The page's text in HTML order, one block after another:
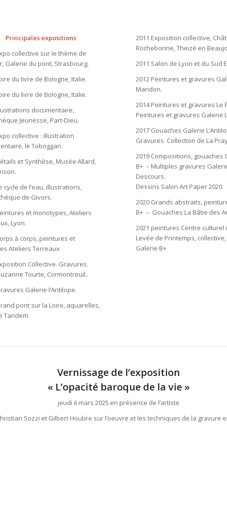
Principales expositions
collective sur le thème de
Galerie du pont, Strasbourg.
du livre de Bologne, Italie.
du livre de Bologne, Italie.
documentaire,
Jeunesse, Part-Dieu.
collective : illustration
le Toboggan.
et Synthèse, Musée Allard,
cycle de l’eau, illustrations,
de Givors.
et monotypes, Ateliers
Lyon.
à corps, peintures et
Ateliers Terreaux
Collective. Gravures.
Tourte, Cormontreuil..
Galerie l’Antilope.
pont sur la Loire, aquarelles,
Tandem.
2011 Exposition collective,
Rochebonne, Theizé en
2011 Salon de Lyon et du Sud
2012 Peintures et gravures
Mandon.
2014 Peintures et gravures Le
Peintures et gravures Galerie
2017 Gouaches Galerie
Gravures Collection de La
2019 Compositions, gouaches
B+ – Multiples gravures
Descours.
Dessins Salon Art Paper 2020.
2020 Grands abstraits,
B+ – Gouaches La Bâtie des
2021 peintures Centre culturel
Levée de Printemps,
Galerie B+
Vernissage de l’exposition
« L’opacité baroque de la vie »
jeudi 6 mars 2025 en présence de l’artiste
Sozzi et Gilbert Houbre sur l’oeuvre et les techniques de la gravure